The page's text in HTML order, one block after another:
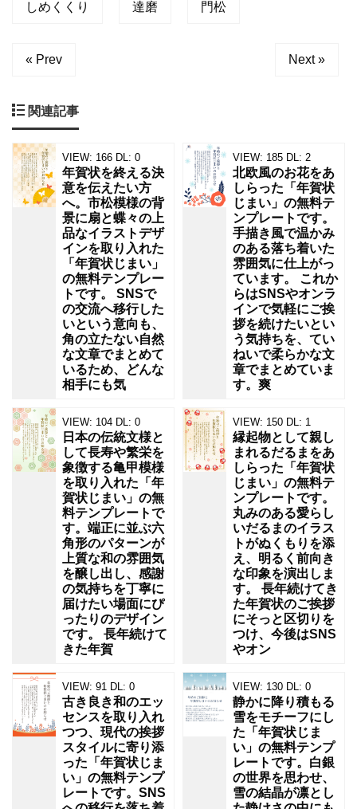
ン
だ
る
ま
と
門
描
か
れ
て
しめくくり 達磨 門松
« Prev Next »
関連記事
VIEW: 166 DL: 0
年賀状を終える決
意を伝えたい方
へ。市松模様の背
景に扇と蝶々の上
品なイラストデザ
インを取り入れた
「年賀状じまい」
の無料テンプレー
トです。 SNSで
の交流へ移行した
いという意向も、
角の立たない自然
な文章でまとめて
いるため、どんな
相手にも気
VIEW: 185 DL: 2
北欧風のお花をあ
しらった「年賀状
じまい」の無料テ
ンプレートです。
手描き風で温かみ
のある落ち着いた
雰囲気に仕上がっ
ています。 これか
らはSNSやオンラ
インで気軽にご挨
拶を続けたいとい
う気持ちを、てい
ねいで柔らかな文
章でまとめていま
す。爽
VIEW: 104 DL: 0
日本の伝統文様と
して長寿や繁栄を
象徴する亀甲模様
を取り入れた「年
賀状じまい」の無
料テンプレートで
す。端正に並ぶ六
角形のパターンが
上質な和の雰囲気
を醸し出し、感謝
の気持ちを丁寧に
届けたい場面にぴ
ったりのデザイン
です。 長年続けて
きた年賀
VIEW: 150 DL: 1
縁起物として親し
まれるだるまをあ
しらった「年賀状
じまい」の無料テ
ンプレートです。
丸みのある愛らし
いだるまのイラス
トがぬくもりを添
え、明るく前向き
な印象を演出しま
す。 長年続けてき
た年賀状のご挨拶
にそっと区切りを
つけ、今後はSNS
やオン
VIEW: 91 DL: 0
古き良き和のエッ
センスを取り入れ
つつ、現代の挨拶
スタイルに寄り添
った「年賀状じま
い」の無料テンプ
レートです。SNS
VIEW: 130 DL: 0
静かに降り積もる
雪をモチーフにし
た「年賀状じま
い」の無料テンプ
レートです。白銀
の世界を思わせ、
雪の結晶が凛とし